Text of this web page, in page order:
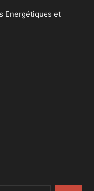
Energétiques et